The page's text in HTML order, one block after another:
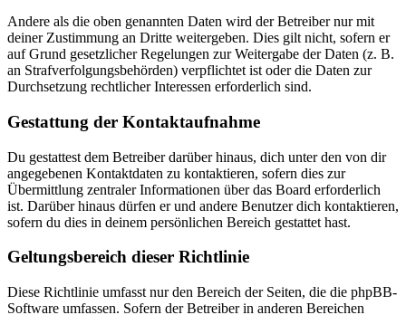
Andere als die oben genannten Daten wird der Betreiber nur mit
deiner Zustimmung an Dritte weitergeben. Dies gilt nicht, sofern er
auf Grund gesetzlicher Regelungen zur Weitergabe der Daten (z. B.
an Strafverfolgungsbehörden) verpflichtet ist oder die Daten zur
Durchsetzung rechtlicher Interessen erforderlich sind.
Gestattung der Kontaktaufnahme
Du gestattest dem Betreiber darüber hinaus, dich unter den von dir
angegebenen Kontaktdaten zu kontaktieren, sofern dies zur
Übermittlung zentraler Informationen über das Board erforderlich
ist. Darüber hinaus dürfen er und andere Benutzer dich kontaktieren,
sofern du dies in deinem persönlichen Bereich gestattet hast.
Geltungsbereich dieser Richtlinie
Diese Richtlinie umfasst nur den Bereich der Seiten, die die phpBB-
Software umfassen. Sofern der Betreiber in anderen Bereichen